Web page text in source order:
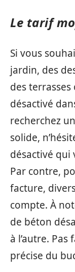
Le tarif
Si vous
jardin, des
des
désactivé
recherchez
solide,
désactivé
Par contre,
facture,
compte. À
de béton
à l’autre. Pas
précise du